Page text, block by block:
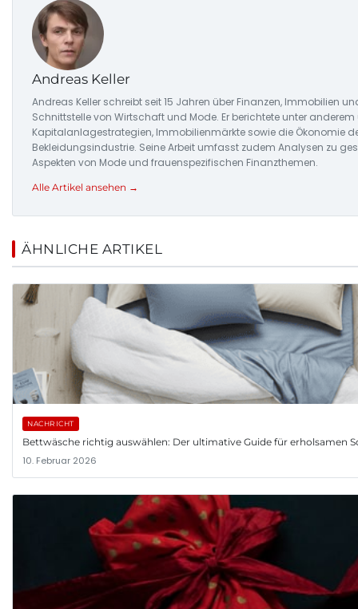
Andreas Keller
Andreas Keller schreibt seit 15 Jahren über Finanzen, Immobilien
Schnittstelle von Wirtschaft und Mode. Er berichtete unter anderem
Kapitalanlagestrategien, Immobilienmärkte sowie die Ökonomie
Bekleidungsindustrie. Seine Arbeit umfasst zudem Analysen zu
Aspekten von Mode und frauenspezifischen Finanzthemen.
Alle Artikel ansehen →
ÄHNLICHE ARTIKEL
NACHRICHT
Bettwäsche richtig auswählen: Der ultimative Guide für erholsamen
10. Februar 2026